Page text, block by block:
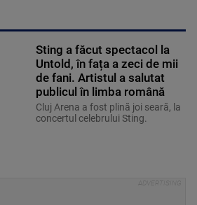
Sting a făcut spectacol la
Untold, în fața a zeci de mii
de fani. Artistul a salutat
publicul în limba română
Cluj Arena a fost plină joi seară, la
concertul celebrului Sting.